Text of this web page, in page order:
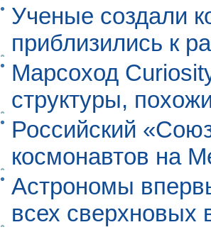
Ученые создали
приблизились к
Марсоход
структуры,
Российский
космонавтов на
Астрономы
всех сверхновых